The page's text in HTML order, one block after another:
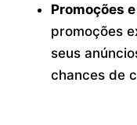
Promoções
promoções
seus
chances de